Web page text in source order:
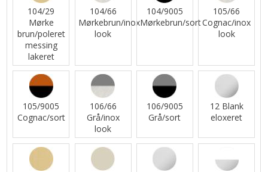
104/29
Mørke
brun/poleret
messing
lakeret
104/66
Mørkebrun/inox
look
104/9005
Mørkebrun/sort
105/66
Cognac/inox
look
105/9005
Cognac/sort
106/66
Grå/inox
look
106/9005
Grå/sort
12 Blank
eloxeret